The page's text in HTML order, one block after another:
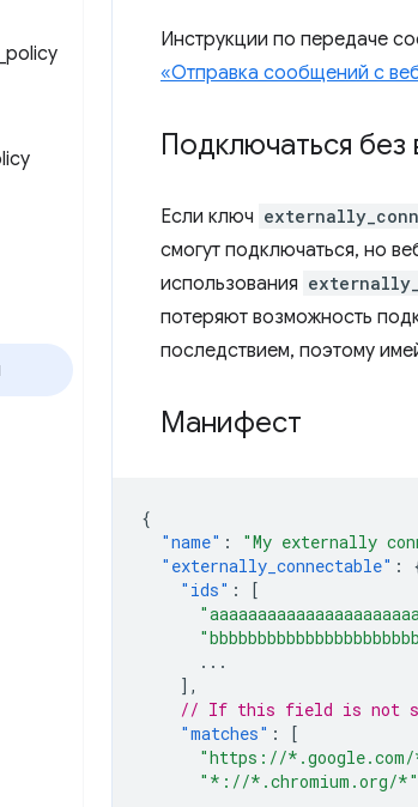
policy
Инструкции по передаче
«Отправка сообщений с
Подключаться
Если ключ
смогут подключаться, но
использования
потеряют возможность
последствием, поэтому
Манифест
{
"name" : "My externally
"externally_connectable" :
"ids" :
[
...
],
// If this field is not
"matches" :
[
"https://
"*://*.chromium.org/*"